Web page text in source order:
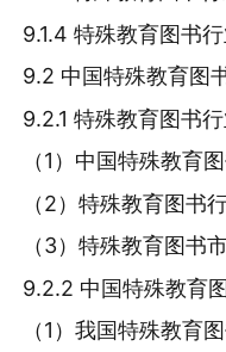
9.1.4 特殊教育图书
9.2 中国特殊教育图
9.2.1 特殊教育图书
（1）中国特殊教育
（2）特殊教育图书
（3）特殊教育图书
9.2.2 中国特殊教育
（1）我国特殊教育